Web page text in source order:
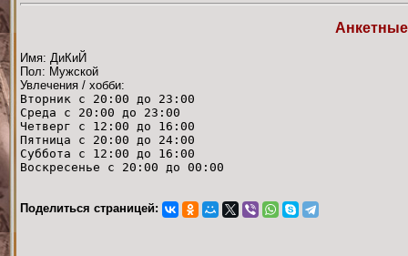
Имя: ДиКиЙ
Пол: Мужской
Увлечения / хобби:
Вторник с 20:00 до 23:00
Среда с 20:00 до 23:00
Четверг с 12:00 до 16:00
Пятница с 20:00 до 24:00
Суббота с 12:00 до 16:00
Воскресенье с 20:00 до 00:00
Поделиться страницей: